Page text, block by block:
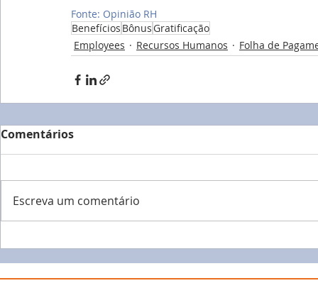
Fonte: Opinião RH
Benefícios Bônus Gratificação
Employees
Recursos Humanos Folha de
Comentários
Escreva um comentário